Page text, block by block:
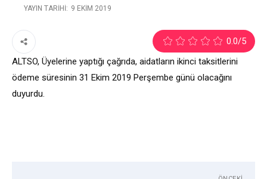
YAYIN TARIHI: 9 EKIM 2019
0.0/5
ALTSO, Üyelerine yaptığı çağrıda, aidatların ikinci taksitlerini
ödeme süresinin 31 Ekim 2019 Perşembe günü olacağını
duyurdu.